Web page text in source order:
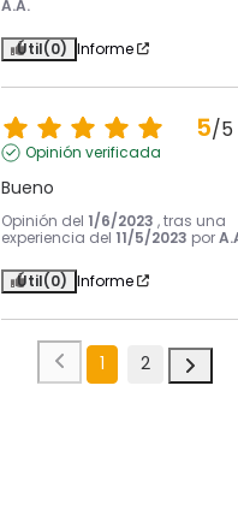
A.A.
Útil(0) Informe
5/5
Opinión verificada
Bueno
Opinión del 1/6/2023 , tras una
experiencia del 11/5/2023 por
Útil(0) Informe
1 2